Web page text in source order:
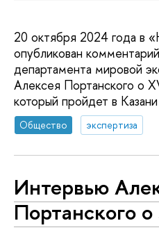
20 октября 2024 года в
опубликован
департамента мировой
Алексея Портанского о
который пройдет в
Общество экспертиза
Интервью
Портанского